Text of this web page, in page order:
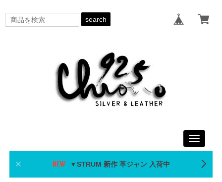
search
Toggle
▼STRUM 新作 革ジャン 入荷中